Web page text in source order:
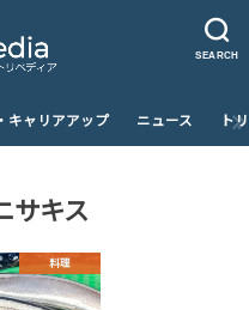
SEARCH
キャリアアップ ニュース ト
サキス
料理